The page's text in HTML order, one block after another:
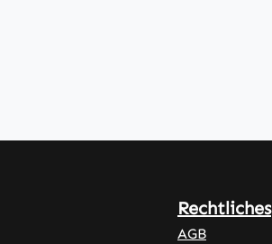
Rechtliches
AGB